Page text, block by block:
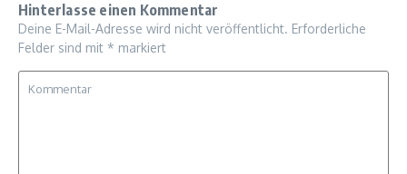
Hinterlasse einen Kommentar
Deine E-Mail-Adresse wird nicht veröffentlicht. Erforderliche
Felder sind mit * markiert